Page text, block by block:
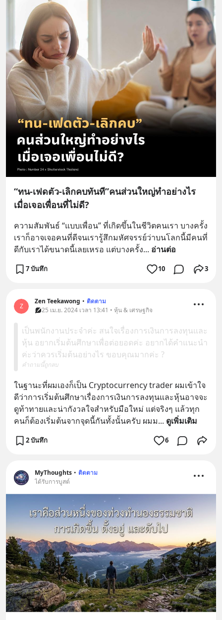
“ทน-เฟดตัว-เลิกคบทันที”คนส่วนใหญ่ทำอย่างไร
เมื่อเจอเพื่อนที่ไม่ดี?
ความสัมพันธ์ “แบบเพื่อน” ที่เกิดขึ้นในชีวิตคนเรา บางครั้ง
เราก็อาจเจอคนที่ดีจนเรารู้สึกมหัศจรรย์ว่าบนโลกนี้มีคนที่
ดีกับเราได้ขนาดนี้เลยเหรอ แต่บางครั้ง... อ่านต่อ
7 บันทึก 10 3
Z
Zen Teekawong • ติดตาม
25 เม.ย. 2024 เวลา 13:41 • หุ้น & เศรษฐกิจ
เป็นพนักงานประจำค่ะ สนใจเรื่องการเงินการลงทุนและ
หุ้น อยากเริ่มต้นศึกษาเพื่อต่อยอดค่ะ อยากได้คำแนะนำ
ค่ะว่าควรเริ่มต้นอย่างไร ขอบคุณมากค่ะ ?
คำถามนี้ถูกลบ
ในฐานะที่ผมเองก็เป็น Cryptocurrency trader ผมเข้าใจ
ดีว่าการเริ่มต้นศึกษาเรื่องการเงินการลงทุนและหุ้นอาจจะ
ดูท้าทายและน่ากังวลใจสำหรับมือใหม่ แต่จริงๆ แล้วทุก
คนก็ต้องเริ่มต้นจากจุดนี้กันทั้งนั้นครับ ผมม... ดูเพิ่มเติม
2 บันทึก 6
MyThoughts • ติดตาม
ได้รับการบูสต์